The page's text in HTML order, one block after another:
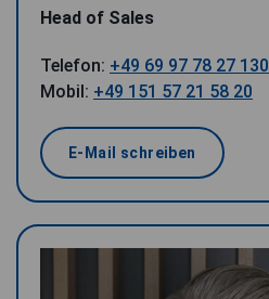
Head of Sales
Telefon: +49 69 97 78 27 130
Mobil: +49 151 57 21 58 20
E-Mail schreiben